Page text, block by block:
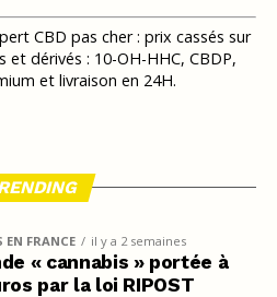
CBD pas cher : prix cassés sur
et dérivés : 10-OH-HHC, CBDP,
et livraison en 24H.
EN FRANCE il y a 2 semaines
« cannabis » portée à
par la loi RIPOST